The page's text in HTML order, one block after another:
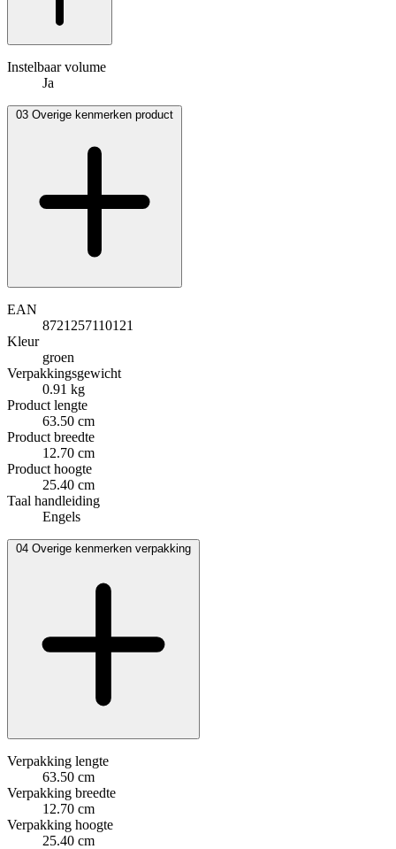
Instelbaar volume
Ja
03 Overige kenmerken product
EAN
8721257110121
Kleur
groen
Verpakkingsgewicht
0.91 kg
Product lengte
63.50 cm
Product breedte
12.70 cm
Product hoogte
25.40 cm
Taal handleiding
Engels
04 Overige kenmerken verpakking
Verpakking lengte
63.50 cm
Verpakking breedte
12.70 cm
Verpakking hoogte
25.40 cm